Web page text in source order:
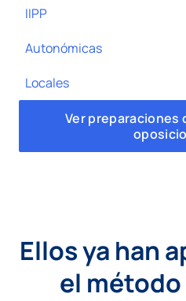
IIPP
Autonómicas
Locales
Ver preparaciones
Ellos ya han
el